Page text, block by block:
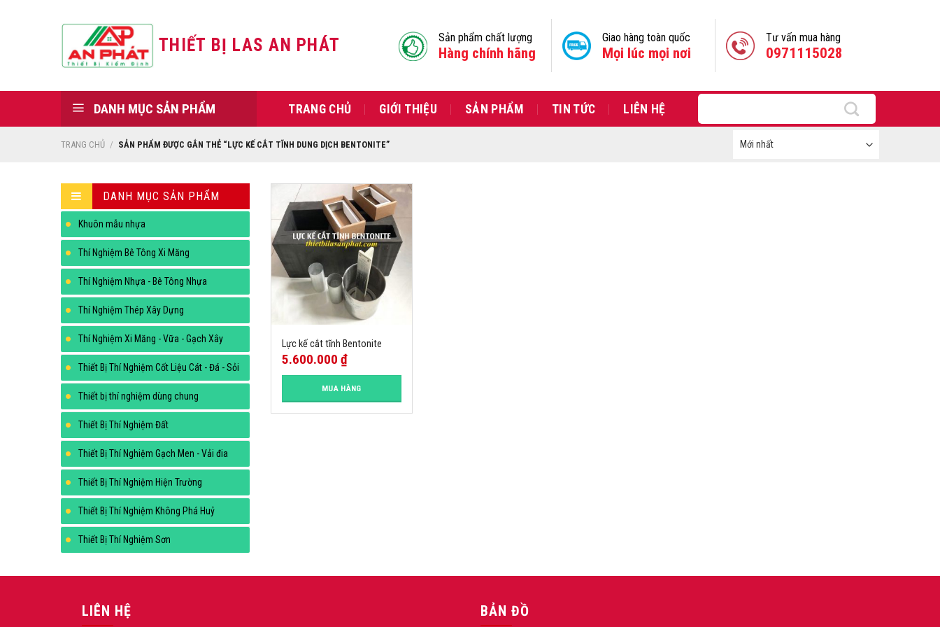
THIẾT BỊ LAS AN PHÁT Sản phẩm chất lượng
Hàng chính hãng
Giao hàng toàn quốc
Mọi lúc mọi nơi
Tư vấn mua hàng
0971115028
DANH MỤC SẢN PHẨM TRANG CHỦ GIỚI THIỆU SẢN PHẨM TIN TỨC LIÊN HỆ
kiếm:
TRANG CHỦ / SẢN PHẨM ĐƯỢC GẮN THẺ “LỰC KẾ CẮT TĨNH DUNG DỊCH BENTONITE”
DANH MỤC SẢN PHẨM
Khuôn mẫu nhựa
Thí Nghiệm Bê Tông Xi Măng
Thí Nghiệm Nhựa - Bê Tông Nhựa
Thí Nghiệm Thép Xây Dựng
Thí Nghiệm Xi Măng - Vữa - Gạch Xây
Thiết Bị Thí Nghiệm Cốt Liệu Cát - Đá - Sỏi
Thiết bị thí nghiệm dùng chung
Thiết Bị Thí Nghiệm Đất
Thiết Bị Thí Nghiệm Gạch Men - Vải đia
Thiết Bị Thí Nghiệm Hiện Trường
Thiết Bị Thí Nghiệm Không Phá Huỷ
Thiết Bị Thí Nghiệm Sơn
Lực kế cắt tĩnh Bentonite
5.600.000 ₫
MUA HÀNG
LIÊN HỆ BẢN ĐỒ